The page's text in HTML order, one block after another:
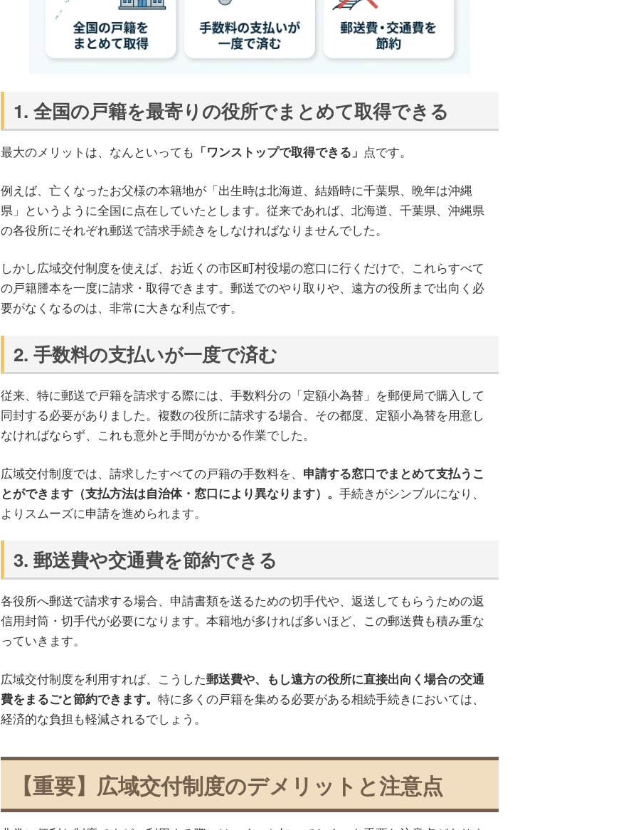
1. 全国の戸籍を最寄りの役所でまとめて取得できる
最大のメリットは、なんといっても 「ワンストップで取得できる」 点です。
例えば、亡くなったお父様の本籍地が「出生時は北海道、結婚時に千葉県、晩年は沖縄
県」というように全国に点在していたとします。従来であれば、北海道、千葉県、沖縄県
の各役所にそれぞれ郵送で請求手続きをしなければなりませんでした。
しかし広域交付制度を使えば、お近くの市区町村役場の窓口に行くだけで、これらすべて
の戸籍謄本を一度に請求・取得できます。郵送でのやり取りや、遠方の役所まで出向く必
要がなくなるのは、非常に大きな利点です。
2. 手数料の支払いが一度で済む
従来、特に郵送で戸籍を請求する際には、手数料分の「定額小為替」を郵便局で購入して
同封する必要がありました。複数の役所に請求する場合、その都度、定額小為替を用意し
なければならず、これも意外と手間がかかる作業でした。
広域交付制度では、請求したすべての戸籍の手数料を、 申請する窓口でまとめて支払うこ
とができます（支払方法は自治体・窓口により異なります）。 手続きがシンプルになり、
よりスムーズに申請を進められます。
3. 郵送費や交通費を節約できる
各役所へ郵送で請求する場合、申請書類を送るための切手代や、返送してもらうための返
信用封筒・切手代が必要になります。本籍地が多ければ多いほど、この郵送費も積み重な
っていきます。
広域交付制度を利用すれば、こうした郵送費や、もし遠方の役所に直接出向く場合の交通
費をまるごと節約できます。 特に多くの戸籍を集める必要がある相続手続きにおいては、
経済的な負担も軽減されるでしょう。
【重要】広域交付制度のデメリットと注意点